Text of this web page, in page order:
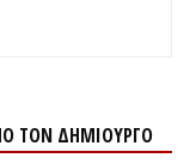
ΤΟΝ ΔΗΜΙΟΥΡΓΟ